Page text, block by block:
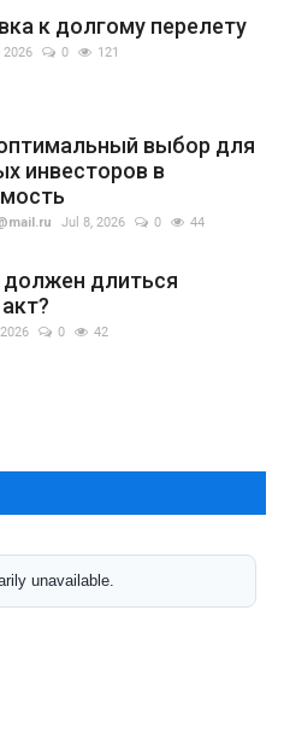
к долгому перелету
2026 0 121
выбор для
инвесторов в
Jul 8, 2026 0 44
длиться
0 42